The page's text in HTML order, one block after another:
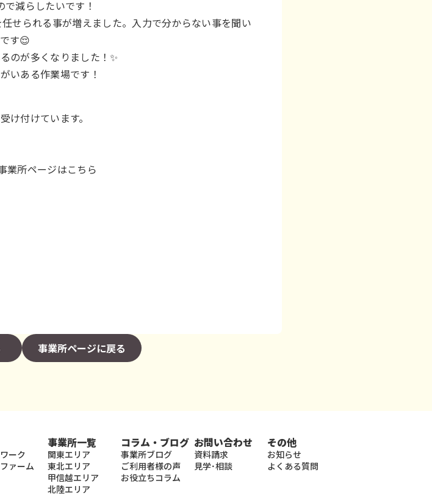
減らしたいです！
せられる事が増えました。入力で分からない事を聞い
す😌
のが多くなりました！✨
いある作業場です！
け付けています。
業所ページはこちら
事業所ページに戻る
ーク
ァーム
事業所一覧
関東エリア
東北エリア
甲信越エリア
北陸エリア
コラム・ブログ
事業所ブログ
ご利用者様の声
お役立ちコラム
お問い合わせ
資料請求
見学･相談
その他
お知らせ
よくある質問